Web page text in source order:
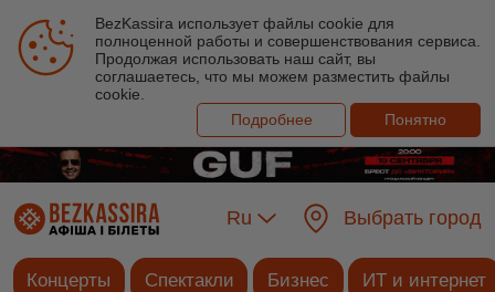
BezKassira использует файлы cookie для
полноценной работы и совершенствования сервиса.
Продолжая использовать наш сайт, вы
соглашаетесь, что мы можем разместить файлы
cookie.
Подробнее
Понятно
Ru Выбрать город
Концерты Спектакли Бизнес ИТ и интернет